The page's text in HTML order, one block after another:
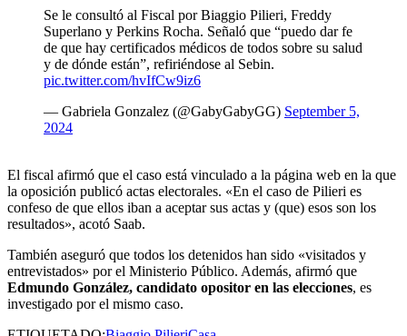
Se le consultó al Fiscal por Biaggio Pilieri, Freddy
Superlano y Perkins Rocha. Señaló que “puedo dar fe
de que hay certificados médicos de todos sobre su salud
y de dónde están”, refiriéndose al Sebin.
pic.twitter.com/hvIfCw9iz6
— Gabriela Gonzalez (@GabyGabyGG) September 5,
2024
El fiscal afirmó que el caso está vinculado a la página web en la que
la oposición publicó actas electorales. «En el caso de Pilieri es
confeso de que ellos iban a aceptar sus actas y (que) esos son los
resultados», acotó Saab.
También aseguró que todos los detenidos han sido «visitados y
entrevistados» por el Ministerio Público. Además, afirmó que
Edmundo González, candidato opositor en las elecciones, es
investigado por el mismo caso.